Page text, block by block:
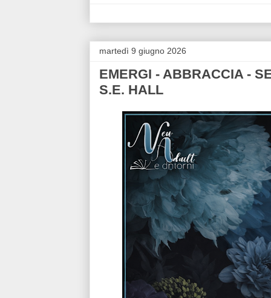
martedì 9 giugno 2026
EMERGI - ABBRACCIA -
S.E. HALL